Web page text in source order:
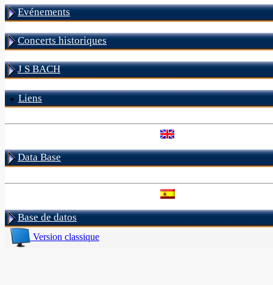
Evénements
Concerts historiques
J S BACH
Liens
Data Base
Base de datos
Version classique